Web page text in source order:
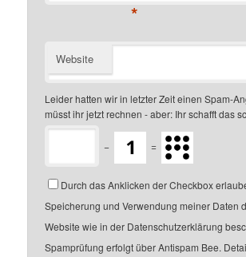
*
Website
Leider hatten wir in letzter Zeit einen Spam-
müsst ihr jetzt rechnen - aber: Ihr schafft das
− =
Durch das Anklicken der Checkbox
Speicherung und Verwendung meiner Daten
Website wie in der Datenschutzerklärung
Spamprüfung erfolgt über Antispam Bee.